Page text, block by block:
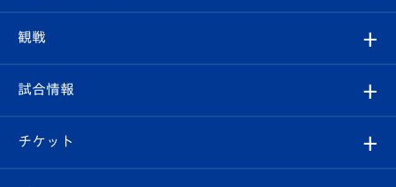
クラブ
試合情報
クラブ概要
エンブレム紹介
観戦
観戦ルール
はじめての観戦ガイド
試合情報
試合日程/結果
チケット